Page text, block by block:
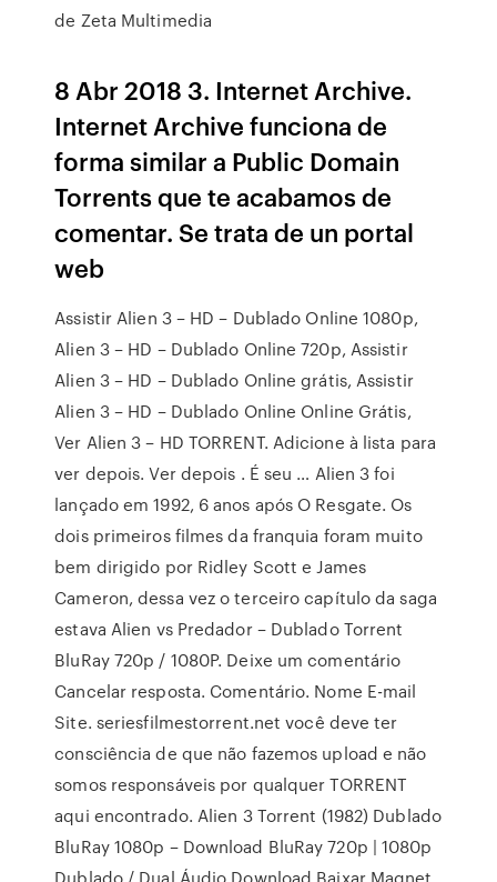
de Zeta Multimedia
8 Abr 2018 3. Internet Archive.
Internet Archive funciona de
forma similar a Public Domain
Torrents que te acabamos de
comentar. Se trata de un portal
web
Assistir Alien 3 – HD – Dublado Online 1080p,
Alien 3 – HD – Dublado Online 720p, Assistir
Alien 3 – HD – Dublado Online grátis, Assistir
Alien 3 – HD – Dublado Online Online Grátis,
Ver Alien 3 – HD TORRENT. Adicione à lista para
ver depois. Ver depois . É seu … Alien 3 foi
lançado em 1992, 6 anos após O Resgate. Os
dois primeiros filmes da franquia foram muito
bem dirigido por Ridley Scott e James
Cameron, dessa vez o terceiro capítulo da saga
estava Alien vs Predador – Dublado Torrent
BluRay 720p / 1080P. Deixe um comentário
Cancelar resposta. Comentário. Nome E-mail
Site. seriesfilmestorrent.net você deve ter
consciência de que não fazemos upload e não
somos responsáveis por qualquer TORRENT
aqui encontrado. Alien 3 Torrent (1982) Dublado
BluRay 1080p – Download BluRay 720p | 1080p
Dublado / Dual Áudio Download Baixar Magnet